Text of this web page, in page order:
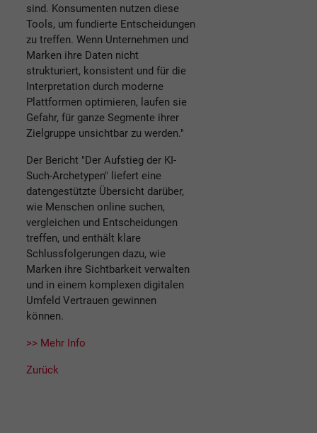
sind. Konsumenten nutzen diese
Tools, um fundierte Entscheidungen
zu treffen. Wenn Unternehmen und
Marken ihre Daten nicht
strukturiert, konsistent und für die
Interpretation durch moderne
Plattformen optimieren, laufen sie
Gefahr, für ganze Segmente ihrer
Zielgruppe unsichtbar zu werden."
Der Bericht "Der Aufstieg der KI-
Such-Archetypen" liefert eine
datengestützte Übersicht darüber,
wie Menschen online suchen,
vergleichen und Entscheidungen
treffen, und enthält klare
Schlussfolgerungen dazu, wie
Marken ihre Sichtbarkeit verwalten
und in einem komplexen digitalen
Umfeld Vertrauen gewinnen
können.
>> Mehr Info
Zurück